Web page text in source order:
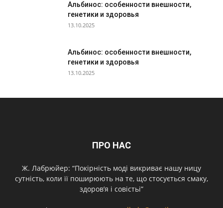
Альбинос: особенности внешности,
генетики и здоровья
13.10.2025
Альбинос: особенности внешности,
генетики и здоровья
13.10.2025
ПРО НАС
Ж. Лабрюйер: “Покірність моді викриває нашу ницу
сутність, коли її поширюють на те, що стосується смаку,
здоров’я і совістьі”